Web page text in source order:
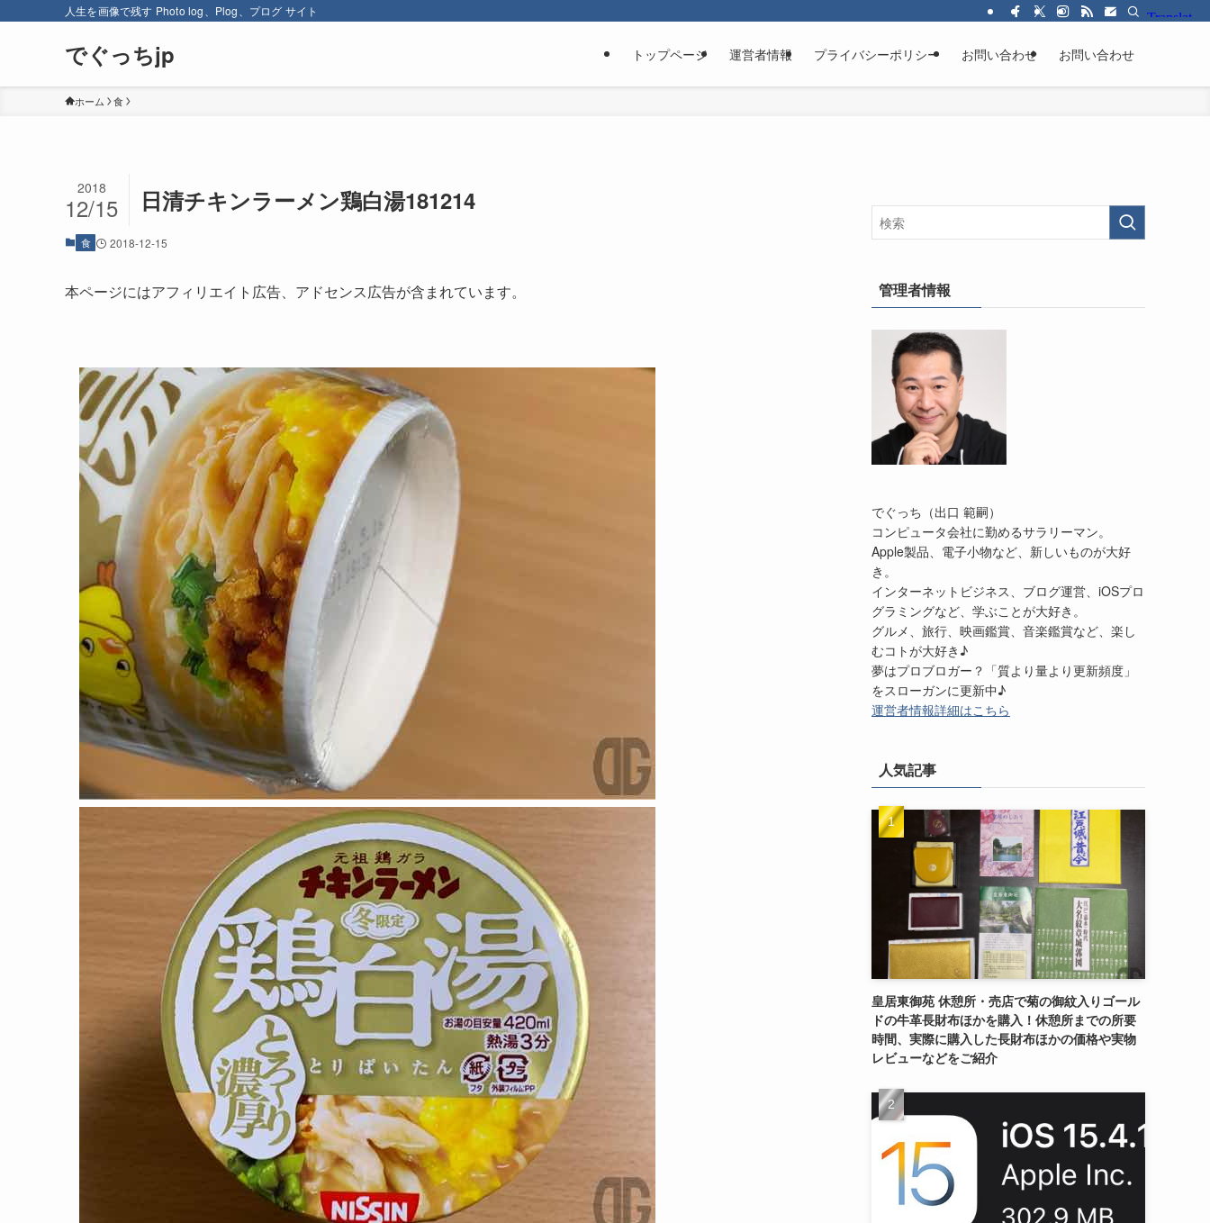
人生を画像で残す Photo log、Plog、プログ サイト
でぐっちjp トップページ 運営者情報 プライバシーポリシー お問い合わせ お問い合わせ
ホーム 食
日清チキンラーメン鶏白湯181214
2018
12/15
食 2018-12-15
本ページにはアフィリエイト広告、アドセンス広告が含まれています。 管理者情報
でぐっち（出口 範嗣）
コンピュータ会社に勤めるサラリーマン。
Apple製品、電子小物など、新しいものが大好
き。
インターネットビジネス、ブログ運営、iOSプロ
グラミングなど、学ぶことが大好き。
グルメ、旅行、映画鑑賞、音楽鑑賞など、楽し
むコトが大好き♪
夢はプロブロガー？「質より量より更新頻度」
をスローガンに更新中♪
運営者情報詳細はこちら
人気記事
皇居東御苑 休憩所・売店で菊の御紋入りゴール
ドの牛革長財布ほかを購入！休憩所までの所要
時間、実際に購入した長財布ほかの価格や実物
レビューなどをご紹介